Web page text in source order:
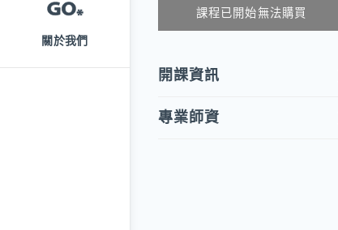
關於我們
課程已開始無法購買
開課資訊
專業師資